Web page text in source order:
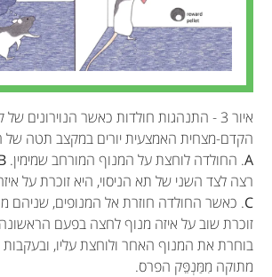
איור 3 - התנהגות חולדות כאשר הנוירונים
הקדם-מצחית האמצעית יורים במקצב תטה של
A. החולדה לוחצת על המנוף המורחב שמימין.
רצה לצד השני של תא הניסוי, היא זוכרת על
C. כאשר החולדה חוזרת אל המנופים, שניהם
זוכרת שוב על איזה מנוף לחצה בפעם
בוחרת את המנוף האחר ולוחצת עליו,
מתוקה מִמַּנְפֵּק הפרס.